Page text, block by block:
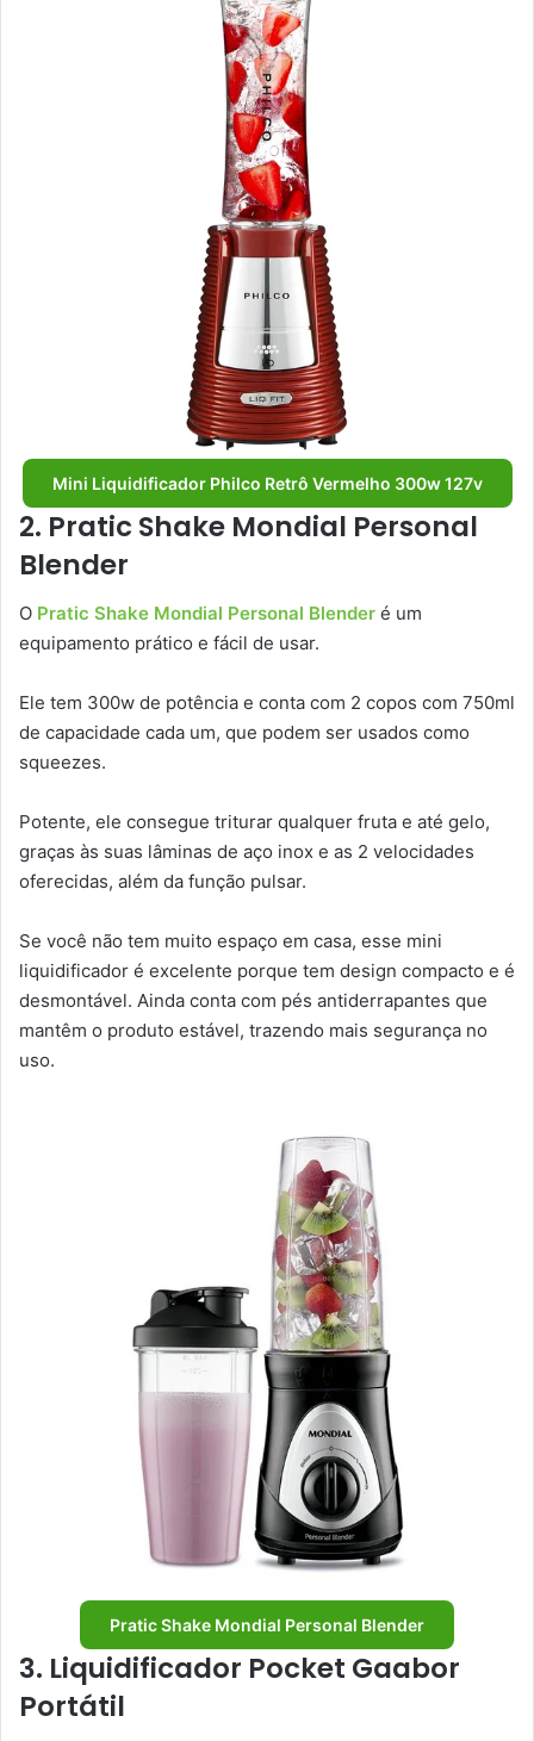
Mini Liquidificador Philco Retrô Vermelho 300w 127v
2. Pratic Shake Mondial Personal
Blender
O Pratic Shake Mondial Personal Blender é um
equipamento prático e fácil de usar.
Ele tem 300w de potência e conta com 2 copos com 750ml
de capacidade cada um, que podem ser usados como
squeezes.
Potente, ele consegue triturar qualquer fruta e até gelo,
graças às suas lâminas de aço inox e as 2 velocidades
oferecidas, além da função pulsar.
Se você não tem muito espaço em casa, esse mini
liquidificador é excelente porque tem design compacto e é
desmontável. Ainda conta com pés antiderrapantes que
mantêm o produto estável, trazendo mais segurança no
uso.
Pratic Shake Mondial Personal Blender
3. Liquidificador Pocket Gaabor
Portátil